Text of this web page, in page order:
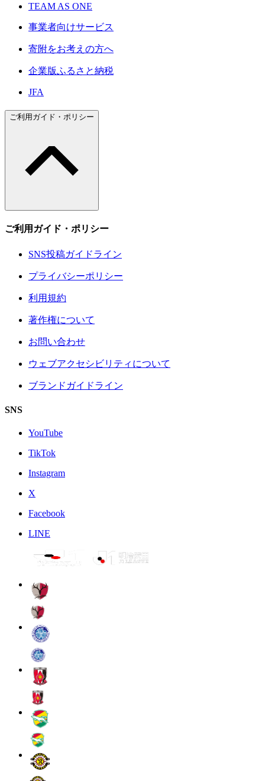
TEAM AS ONE
事業者向けサービス
寄附をお考えの方へ
企業版ふるさと納税
JFA
ご利用ガイド・ポリシー
ご利用ガイド・ポリシー
SNS投稿ガイドライン
プライバシーポリシー
利用規約
著作権について
お問い合わせ
ウェブアクセシビリティについて
ブランドガイドライン
SNS
YouTube
TikTok
Instagram
X
Facebook
LINE